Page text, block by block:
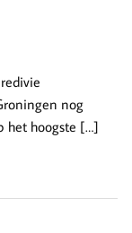
nog
het hoogste […]